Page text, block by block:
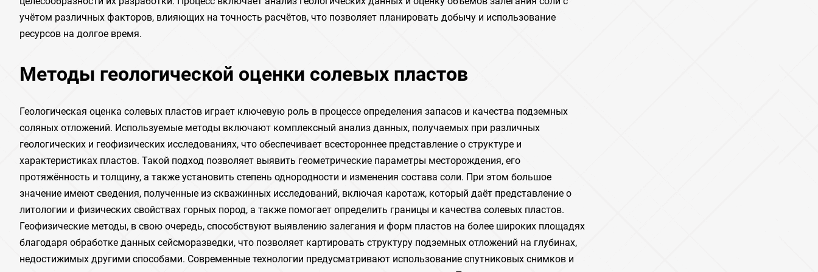
учётом различных факторов, влияющих на точность расчётов, что позволяет планировать добычу и использование
ресурсов на долгое время.
Методы геологической оценки солевых пластов
Геологическая оценка солевых пластов играет ключевую роль в процессе определения запасов и качества подземных
соляных отложений. Используемые методы включают комплексный анализ данных, получаемых при различных
геологических и геофизических исследованиях, что обеспечивает всестороннее представление о структуре и
характеристиках пластов. Такой подход позволяет выявить геометрические параметры месторождения, его
протяжённость и толщину, а также установить степень однородности и изменения состава соли. При этом большое
значение имеют сведения, полученные из скважинных исследований, включая каротаж, который даёт представление о
литологии и физических свойствах горных пород, а также помогает определить границы и качества солевых пластов.
Геофизические методы, в свою очередь, способствуют выявлению залегания и форм пластов на более широких площадях
благодаря обработке данных сейсморазведки, что позволяет картировать структуру подземных отложений на глубинах,
недостижимых другими способами. Современные технологии предусматривают использование спутниковых снимков и